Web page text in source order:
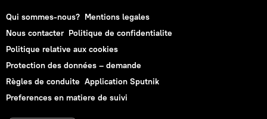
Qui sommes-nous? Mentions legales
Nous contacter Politique de confidentialite
Politique relative aux cookies
Protection des données – demande
Règles de conduite Application Sputnik
Preferences en matiere de suivi